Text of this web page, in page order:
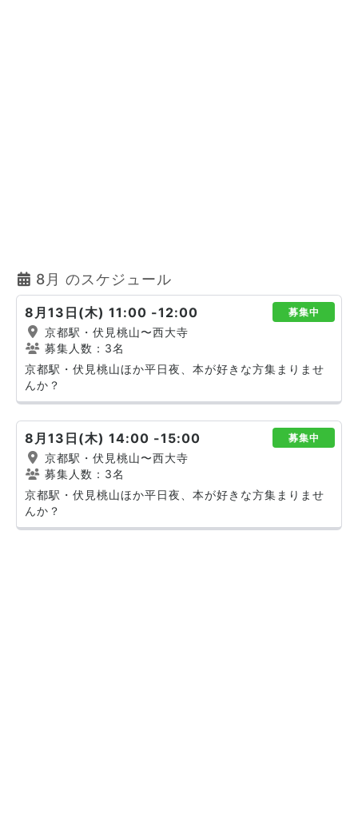
8月 のスケジュール
8月13日(木) 11:00 -12:00 募集中
京都駅・伏見桃山〜西大寺
募集人数：3名
京都駅・伏見桃山ほか平日夜、本が好きな方集まりませ
んか？
8月13日(木) 14:00 -15:00 募集中
京都駅・伏見桃山〜西大寺
募集人数：3名
京都駅・伏見桃山ほか平日夜、本が好きな方集まりませ
んか？